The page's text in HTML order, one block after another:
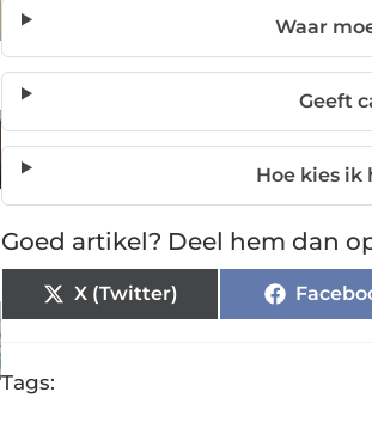
Waar
Geeft
Hoe kies
Goed artikel? Deel hem dan
X (Twitter)
Tags: